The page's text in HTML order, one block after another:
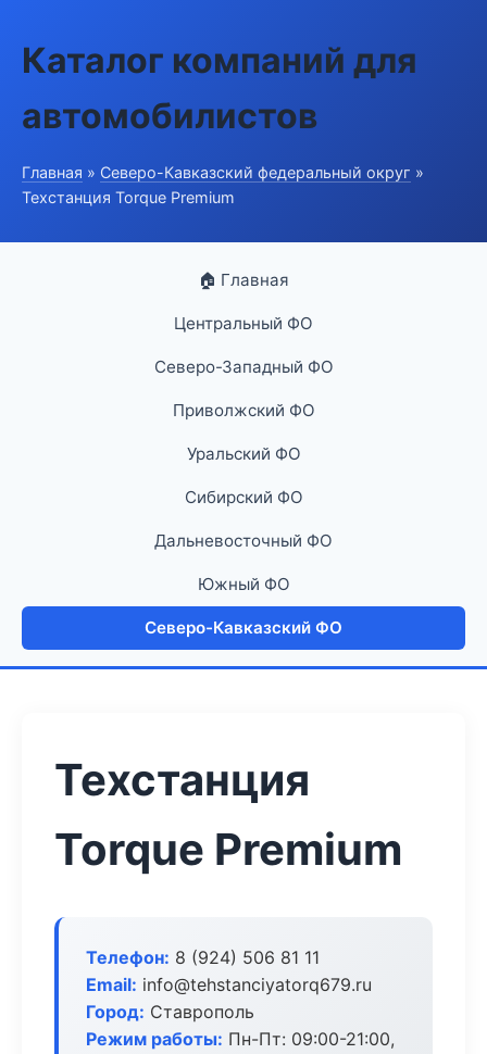
Каталог компаний для
автомобилистов
Главная » Северо-Кавказский федеральный округ »
Техстанция Torque Premium
🏠 Главная
Центральный ФО
Северо-Западный ФО
Приволжский ФО
Уральский ФО
Сибирский ФО
Дальневосточный ФО
Южный ФО
Северо-Кавказский ФО
Техстанция
Torque Premium
Телефон: 8 (924) 506 81 11
Email: info@tehstanciyatorq679.ru
Город: Ставрополь
Режим работы: Пн-Пт: 09:00-21:00,